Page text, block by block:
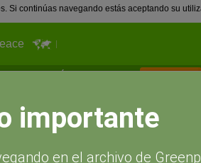
Si continúas navegando estás aceptando su
hacer tú? Actualidad Hazte socio
y el marisco
importante
en el archivo de